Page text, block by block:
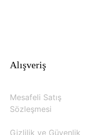
Alışveriş
Mesafeli Satış
Sözleşmesi
Gizlilik ve Güvenlik